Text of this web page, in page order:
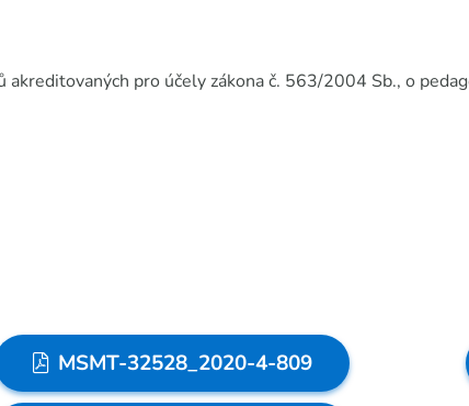
akreditovaných pro účely zákona č. 563/2004 Sb., o
MSMT-32528_2020-4-809